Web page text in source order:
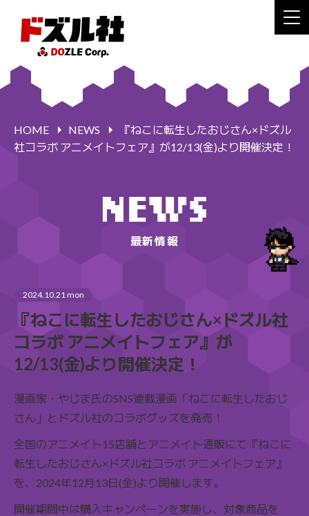
HOME NEWS
『ねこに転生したおじさん×ドズル
社コラボ アニメイトフェア』が12/13(金)より開催決定！
最新情報
2024.10.21 mon
『ねこに転生したおじさん×ドズル社
コラボ アニメイトフェア』が
12/13(金)より開催決定！
漫画家・やじま氏のSNS連載漫画「ねこに転生したおじ
さん」とドズル社のコラボグッズを発売！
全国のアニメイト15店舗とアニメイト通販にて『ねこに
転生したおじさん×ドズル社コラボ アニメイトフェア』
を、2024年12月13日(金)より開催します。
開催期間中は購入キャンペーンを実施し、対象商品を